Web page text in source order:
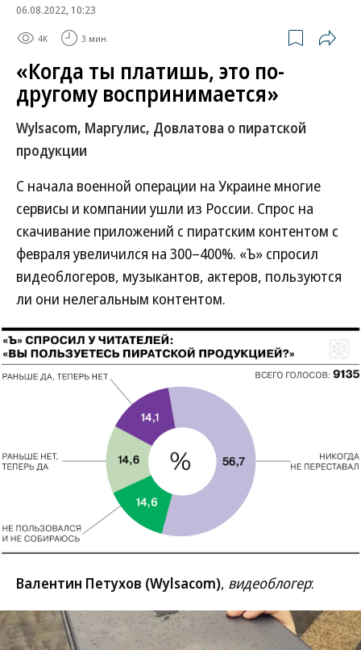
06.08.2022, 10:23
4K 3 мин.
«Когда ты платишь, это по-
другому воспринимается»
Wylsacom, Маргулис, Довлатова о пиратской
продукции
С начала военной операции на Украине многие
сервисы и компании ушли из России. Спрос на
скачивание приложений с пиратским контентом с
февраля увеличился на 300–400%. «Ъ» спросил
видеоблогеров, музыкантов, актеров, пользуются
ли они нелегальным контентом.
Валентин Петухов (Wylsacom), видеоблогер: